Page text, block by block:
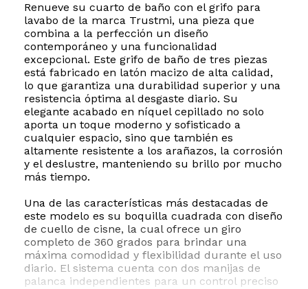
Renueve su cuarto de baño con el grifo para
lavabo de la marca Trustmi, una pieza que
combina a la perfección un diseño
contemporáneo y una funcionalidad
excepcional. Este grifo de baño de tres piezas
está fabricado en latón macizo de alta calidad,
lo que garantiza una durabilidad superior y una
resistencia óptima al desgaste diario. Su
elegante acabado en níquel cepillado no solo
aporta un toque moderno y sofisticado a
cualquier espacio, sino que también es
altamente resistente a los arañazos, la corrosión
y el deslustre, manteniendo su brillo por mucho
más tiempo.
Una de las características más destacadas de
este modelo es su boquilla cuadrada con diseño
de cuello de cisne, la cual ofrece un giro
completo de 360 grados para brindar una
máxima comodidad y flexibilidad durante el uso
diario. El sistema cuenta con dos manijas de
palanca independientes para un control preciso